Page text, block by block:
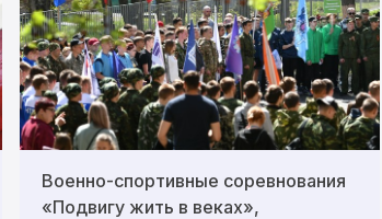
Военно-спортивные соревнования
«Подвигу жить в веках»,